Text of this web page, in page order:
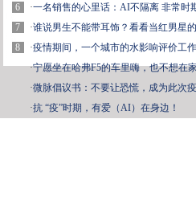
6
7
8
·一名销售的心里话：AI不隔离 非常时
·谁说男生不能带耳饰？看看当红男星
·疫情期间，一个城市的水影响评价工
·宁愿坐在哈弗F5的车里嗨，也不想在
·微脉倡议书：不要让恐慌，成为此次
·抗 “疫”时期，有爱（AI）在身边！